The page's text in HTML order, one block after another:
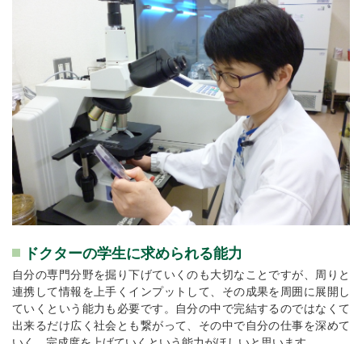
ドクターの学生に求められる能力
自分の専門分野を掘り下げていくのも大切なことですが、周りと
連携して情報を上手くインプットして、その成果を周囲に展開し
ていくという能力も必要です。自分の中で完結するのではなくて
出来るだけ広く社会とも繋がって、その中で自分の仕事を深めて